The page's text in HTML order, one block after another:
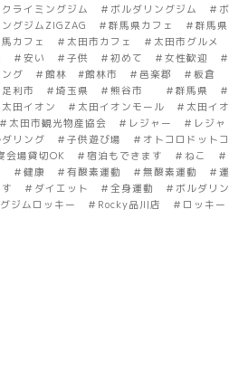
イミングジム ＃ボルダリングジム ＃ボ
グジムZIGZAG ＃群馬県カフェ ＃群馬県
カフェ ＃太田市カフェ ＃太田市グルメ
＃安い ＃子供 ＃初めて ＃女性歓迎 ＃
ング ＃館林 #館林市 ＃邑楽郡 ＃板倉
利市 ＃埼玉県 ＃熊谷市 ＃群馬県 ＃
田イオン ＃太田イオンモール ＃太田イオ
田市観光物産協会 ＃レジャー ＃レジャ
ング ＃子供遊び場 ＃オトコロドットコ
会場貸切OK ＃宿泊もできます ＃ねこ ＃
＃健康 ＃有酸素運動 ＃無酸素運動 ＃運
＃ダイエット ＃全身運動 ＃ボルダリン
ジムロッキー ＃Rocky品川店 ＃ロッキー